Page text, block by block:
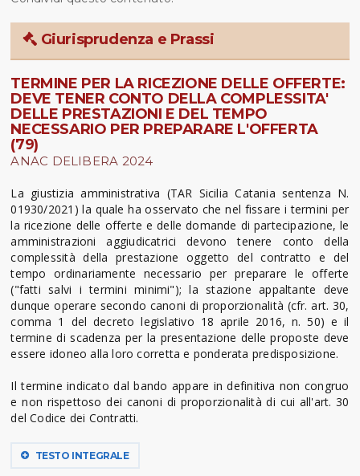
Giurisprudenza e Prassi
TERMINE PER LA RICEZIONE DELLE OFFERTE:
DEVE TENER CONTO DELLA COMPLESSITA'
DELLE PRESTAZIONI E DEL TEMPO
NECESSARIO PER PREPARARE L'OFFERTA
(79)
ANAC DELIBERA 2024
La giustizia amministrativa (TAR Sicilia Catania sentenza N.
01930/2021) la quale ha osservato che nel fissare i termini per
la ricezione delle offerte e delle domande di partecipazione, le
amministrazioni aggiudicatrici devono tenere conto della
complessità della prestazione oggetto del contratto e del
tempo ordinariamente necessario per preparare le offerte
("fatti salvi i termini minimi"); la stazione appaltante deve
dunque operare secondo canoni di proporzionalità (cfr. art. 30,
comma 1 del decreto legislativo 18 aprile 2016, n. 50) e il
termine di scadenza per la presentazione delle proposte deve
essere idoneo alla loro corretta e ponderata predisposizione.
Il termine indicato dal bando appare in definitiva non congruo
e non rispettoso dei canoni di proporzionalità di cui all'art. 30
del Codice dei Contratti.
TESTO INTEGRALE